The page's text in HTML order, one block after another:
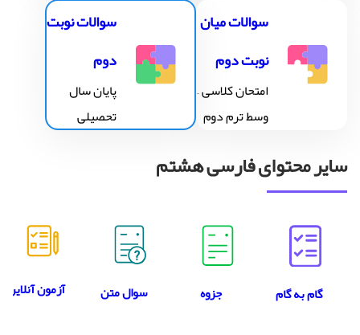
سوالات میان
نوبت دوم
امتحان کلاسی –
وسط ترم دوم
سوالات نوبت
دوم
پایان سال
تحصیلی
سایر محتوای فارسی هشتم
گام به گام جزوه سوال متن آزمون آنلاین